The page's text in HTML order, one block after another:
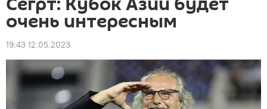
очень интересным
19:43 12.05.2023